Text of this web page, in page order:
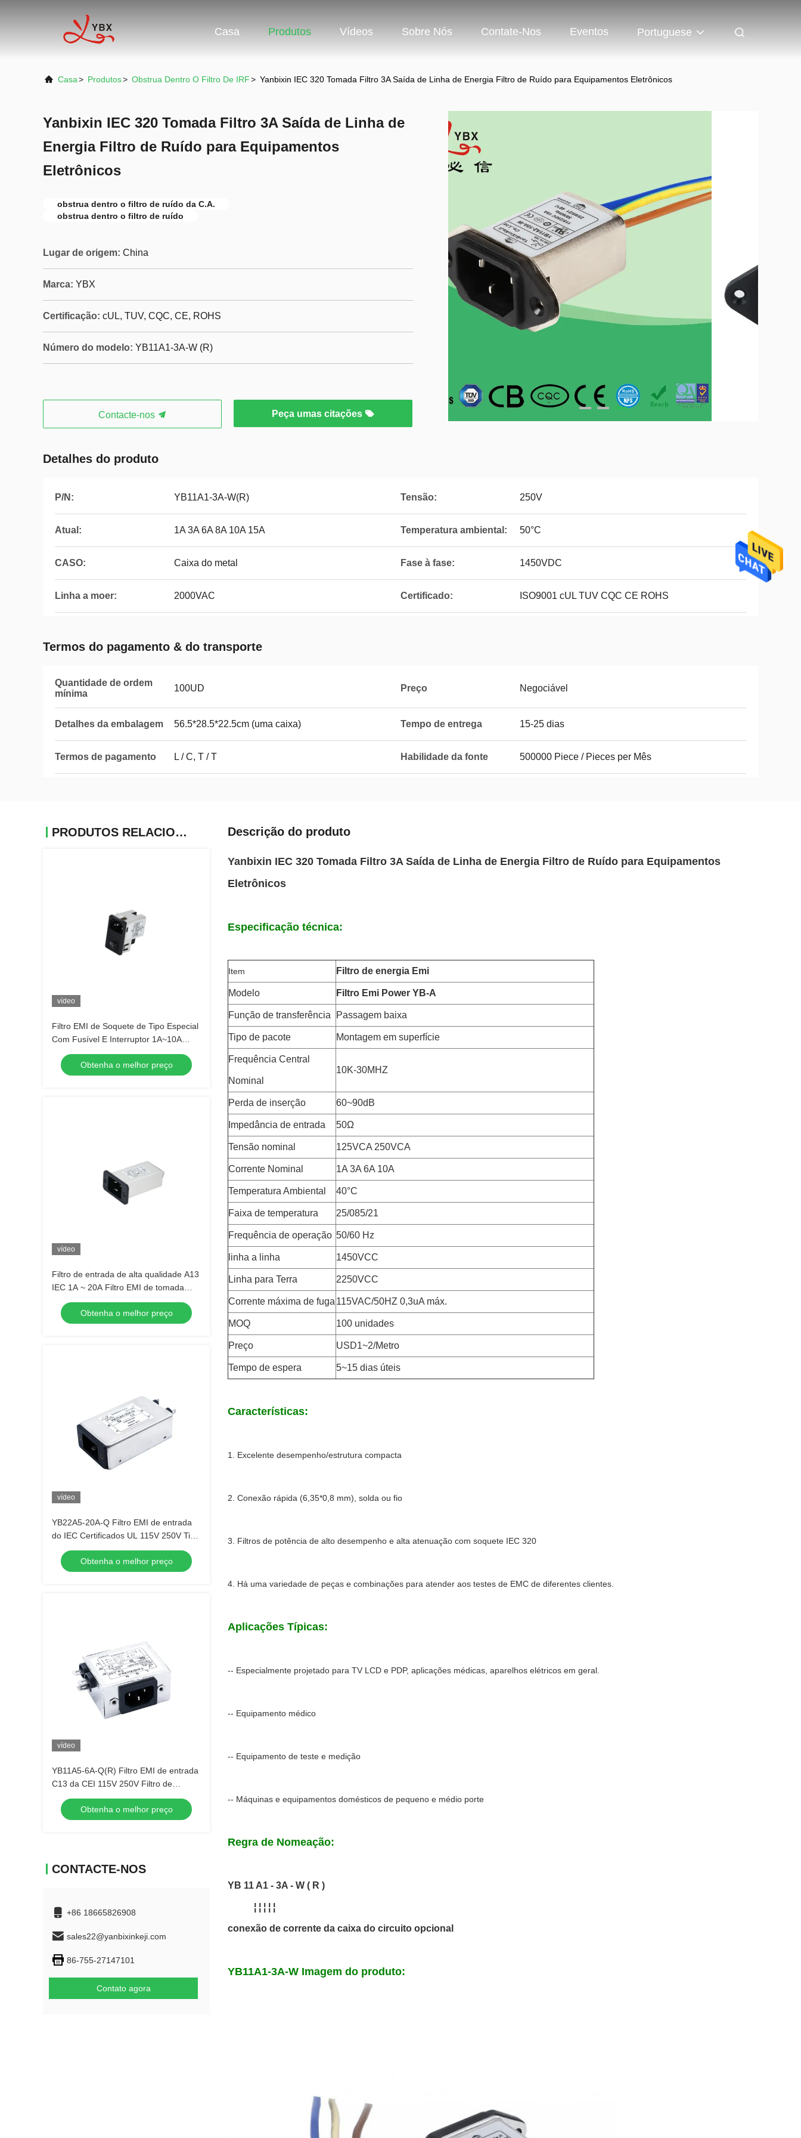
Casa Produtos Vídeos Sobre Nós Contate-Nos Eventos Portuguese
Casa> Produtos> Obstrua Dentro O Filtro De IRF> Yanbixin IEC 320 Tomada Filtro 3A Saída de Linha de Energia Filtro de Ruído para Equipamentos Eletrônicos
Yanbixin IEC 320 Tomada Filtro 3A Saída de Linha de
Energia Filtro de Ruído para Equipamentos
Eletrônicos
obstrua dentro o filtro de ruído da C.A.
obstrua dentro o filtro de ruído
Lugar de origem: China
Marca: YBX
Certificação: cUL, TUV, CQC, CE, ROHS
Número do modelo: YB11A1-3A-W (R)
Contacte-nos Peça umas citações
Detalhes do produto
P/N: YB11A1-3A-W(R) Tensão: 250V
Atual: 1A 3A 6A 8A 10A 15A Temperatura ambiental: 50°C
CASO: Caixa do metal Fase à fase: 1450VDC
Linha a moer: 2000VAC Certificado: ISO9001 cUL TUV CQC CE ROHS
Termos do pagamento & do transporte
Quantidade de ordem
mínima
100UD Preço Negociável
Detalhes da embalagem 56.5*28.5*22.5cm (uma caixa) Tempo de entrega 15-25 dias
Termos de pagamento L / C, T / T Habilidade da fonte 500000 Piece / Pieces per Mês
PRODUTOS RELACIONADOS
vídeo
Filtro EMI de Soquete de Tipo Especial
Com Fusível E Interruptor 1A~10A
Módulo de Entrada de Energia
Obtenha o melhor preço
vídeo
Filtro de entrada de alta qualidade A13
IEC 1A ~ 20A Filtro EMI de tomada
para equipamentos de dados
Obtenha o melhor preço
vídeo
YB22A5-20A-Q Filtro EMI de entrada
do IEC Certificados UL 115V 250V Tipo
de tomada Filtro principal
Obtenha o melhor preço
vídeo
YB11A5-6A-Q(R) Filtro EMI de entrada
C13 da CEI 115V 250V Filtro de
energia do tipo tomada
Obtenha o melhor preço
CONTACTE-NOS
+86 18665826908
sales22@yanbixinkeji.com
86-755-27147101
Contato agora
Descrição do produto
Yanbixin IEC 320 Tomada Filtro 3A Saída de Linha de Energia Filtro de Ruído para Equipamentos
Eletrônicos
Especificação técnica:
Item Filtro de energia Emi
Modelo Filtro Emi Power YB-A
Função de transferência Passagem baixa
Tipo de pacote Montagem em superfície
Frequência Central
Nominal
10K-30MHZ
Perda de inserção 60~90dB
Impedância de entrada 50Ω
Tensão nominal 125VCA 250VCA
Corrente Nominal 1A 3A 6A 10A
Temperatura Ambiental 40°C
Faixa de temperatura 25/085/21
Frequência de operação 50/60 Hz
linha a linha 1450VCC
Linha para Terra 2250VCC
Corrente máxima de fuga 115VAC/50HZ 0,3uA máx.
MOQ 100 unidades
Preço USD1~2/Metro
Tempo de espera 5~15 dias úteis
Características:
1. Excelente desempenho/estrutura compacta
2. Conexão rápida (6,35*0,8 mm), solda ou fio
3. Filtros de potência de alto desempenho e alta atenuação com soquete IEC 320
4. Há uma variedade de peças e combinações para atender aos testes de EMC de diferentes clientes.
Aplicações Típicas:
-- Especialmente projetado para TV LCD e PDP, aplicações médicas, aparelhos elétricos em geral.
-- Equipamento médico
-- Equipamento de teste e medição
-- Máquinas e equipamentos domésticos de pequeno e médio porte
Regra de Nomeação:
YB 11 A1 - 3A - W ( R )
¦ ¦ ¦ ¦ ¦
conexão de corrente da caixa do circuito opcional
YB11A1-3A-W Imagem do produto: